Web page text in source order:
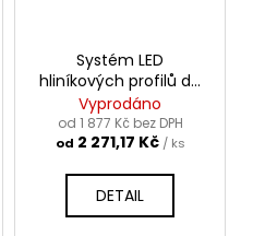
Systém LED
hliníkových profilů do
sádrokartonu MOD-
KOZE-100 |stříbrná
anoda
Vyprodáno
od 1 877 Kč bez DPH
od 2 271,17 Kč / ks
DETAIL